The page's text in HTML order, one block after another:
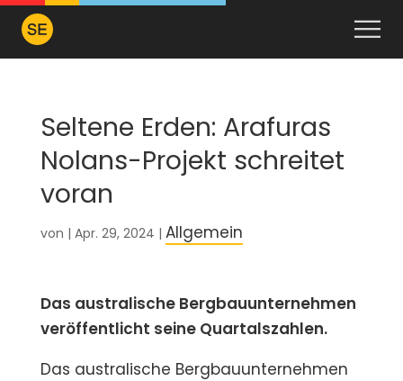
Seltene Erden: Arafuras
Nolans-Projekt schreitet
voran
von | Apr. 29, 2024 | Allgemein
Das australische Bergbauunternehmen
veröffentlicht seine Quartalszahlen.
Das australische Bergbauunternehmen